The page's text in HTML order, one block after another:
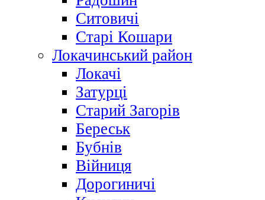
Ситовичі
Старі Кошари
Локачинський район
Локачі
Затурці
Старий Загорів
Береськ
Бубнів
Війниця
Дорогиничі